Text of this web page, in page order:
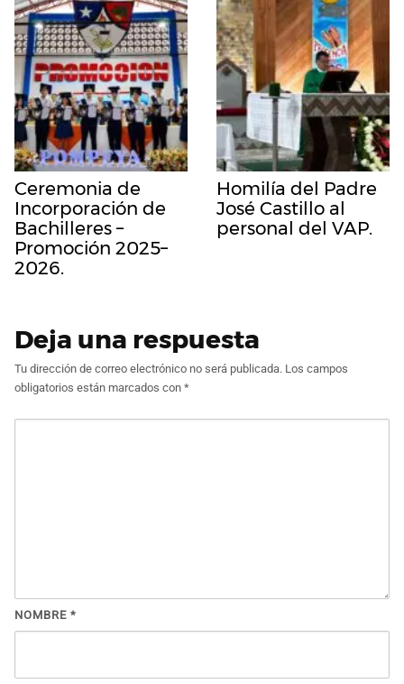
Ceremonia de
Incorporación de
Bachilleres –
Promoción 2025–
2026.
Homilía del Padre
José Castillo al
personal del VAP.
Deja una respuesta
Tu dirección de correo electrónico no será publicada. Los campos
obligatorios están marcados con *
NOMBRE *